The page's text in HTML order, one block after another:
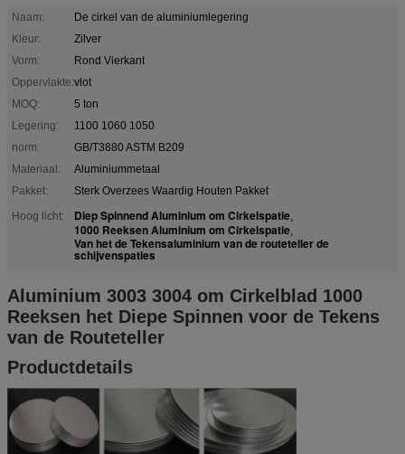
Naam:
De cirkel van de aluminiumlegering
Kleur:
Zilver
Vorm:
Rond Vierkant
Oppervlakte:vlot
MOQ:
5 ton
Legering:
1100 1060 1050
norm:
GB/T3880 ASTM B209
Materiaal:
Aluminiummetaal
Pakket:
Sterk Overzees Waardig Houten Pakket
Hoog licht:
Diep Spinnend Aluminium om Cirkelspatie,
1000 Reeksen Aluminium om Cirkelspatie,
Van het de Tekensaluminium van de routeteller de
schijvenspaties
Aluminium 3003 3004 om Cirkelblad 1000
Reeksen het Diepe Spinnen voor de Tekens
van de Routeteller
Productdetails